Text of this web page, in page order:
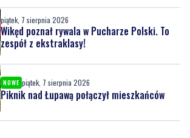
piątek, 7 sierpnia 2026
Wikęd poznał rywala w Pucharze Polski. To
zespół z ekstraklasy!
NOWE piątek, 7 sierpnia 2026
Piknik nad Łupawą połączył mieszkańców